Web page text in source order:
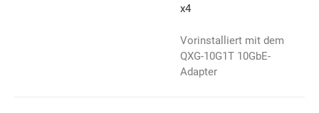
x4
Vorinstalliert mit dem
QXG-10G1T 10GbE-
Adapter